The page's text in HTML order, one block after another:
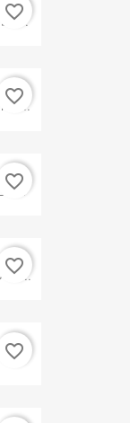
favorite_border
favorite_border
A...
favorite_border
favorite_border
favorite_border